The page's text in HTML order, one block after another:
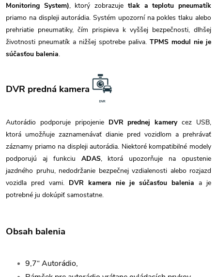
Monitoring System), ktorý zobrazuje tlak a teplotu pneumatík
priamo na displeji autorádia. Systém upozorní na pokles tlaku alebo
prehriatie pneumatiky, čím prispieva k vyššej bezpečnosti, dlhšej
životnosti pneumatík a nižšej spotrebe paliva. TPMS modul nie je
súčasťou balenia.
DVR predná kamera
Autorádio podporuje pripojenie DVR prednej kamerycez USB,
ktorá umožňuje zaznamenávať dianie pred vozidlom a prehrávať
záznamy priamo na displeji autorádia. Niektoré kompatibilné modely
podporujú aj funkciu ADAS, ktorá upozorňuje na opustenie
jazdného pruhu, nedodržanie bezpečnej vzdialenosti alebo rozjazd
vozidla pred vami. DVR kamera nie je súčasťou balenia a je
potrebné ju dokúpiť samostatne.
Obsah balenia
9,7“ Autorádio,